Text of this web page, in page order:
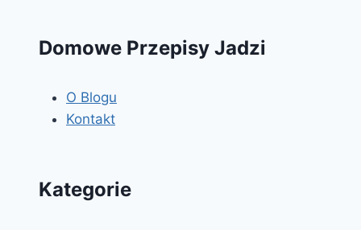
Domowe Przepisy Jadzi
O Blogu
Kontakt
Kategorie